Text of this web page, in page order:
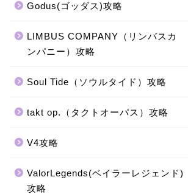
Godus(ゴッダス)攻略
LIMBUS COMPANY（リンバスカ
ンパニー）攻略
Soul Tide（ソウルタイド）攻略
takt op.（タクトオーパス）攻略
V4攻略
ValorLegends(ベイラーレジェンド)
攻略